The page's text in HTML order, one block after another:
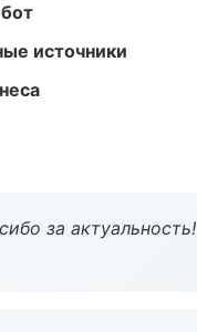
источники
за актуальность!